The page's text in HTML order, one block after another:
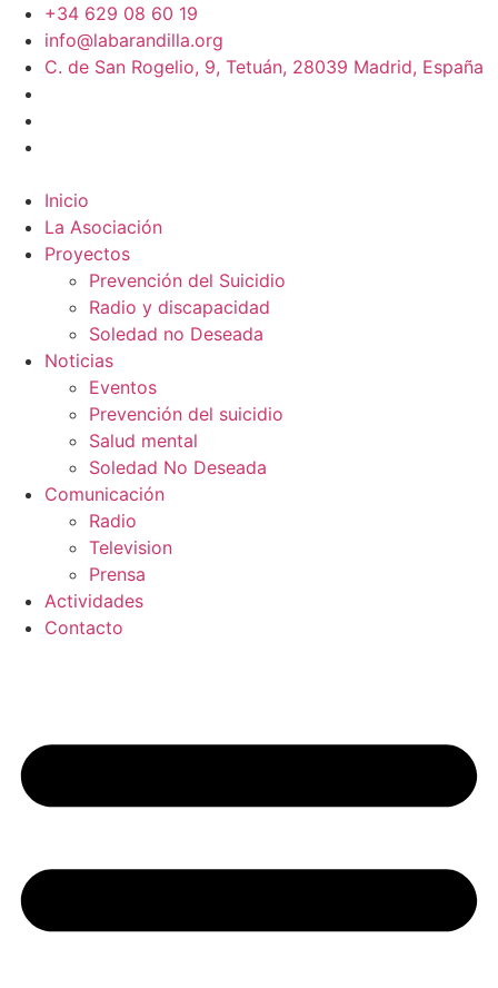
+34 629 08 60 19
info@labarandilla.org
C. de San Rogelio, 9, Tetuán, 28039 Madrid, España
Inicio
La Asociación
Proyectos
Prevención del Suicidio
Radio y discapacidad
Soledad no Deseada
Noticias
Eventos
Prevención del suicidio
Salud mental
Soledad No Deseada
Comunicación
Radio
Television
Prensa
Actividades
Contacto